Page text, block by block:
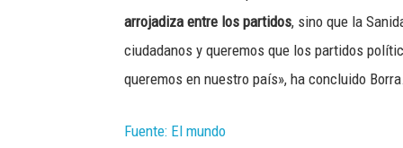
arrojadiza entre los partidos, sino que la
ciudadanos y queremos que los partidos
queremos en nuestro país», ha concluido Borra.
Fuente: El mundo